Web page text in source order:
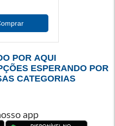
POR AQUI
ESPERANDO POR
CATEGORIAS
app